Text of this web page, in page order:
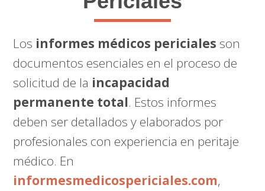
Los informes médicos periciales son
documentos esenciales en el proceso de
solicitud de la incapacidad
permanente total. Estos informes
deben ser detallados y elaborados por
profesionales con experiencia en peritaje
médico. En
informesmedicospericiales.com,